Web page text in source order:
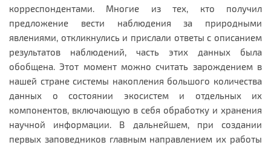
корреспондентами. Многие из тех, кто получил
предложение вести наблюдения за природными
явлениями, откликнулись и прислали ответы с описанием
результатов наблюдений, часть этих данных была
обобщена. Этот момент можно считать зарождением в
нашей стране системы накопления большого количества
данных о состоянии экосистем и отдельных их
компонентов, включающую в себя обработку и хранения
научной информации. В дальнейшем, при создании
первых заповедников главным направлением их работы